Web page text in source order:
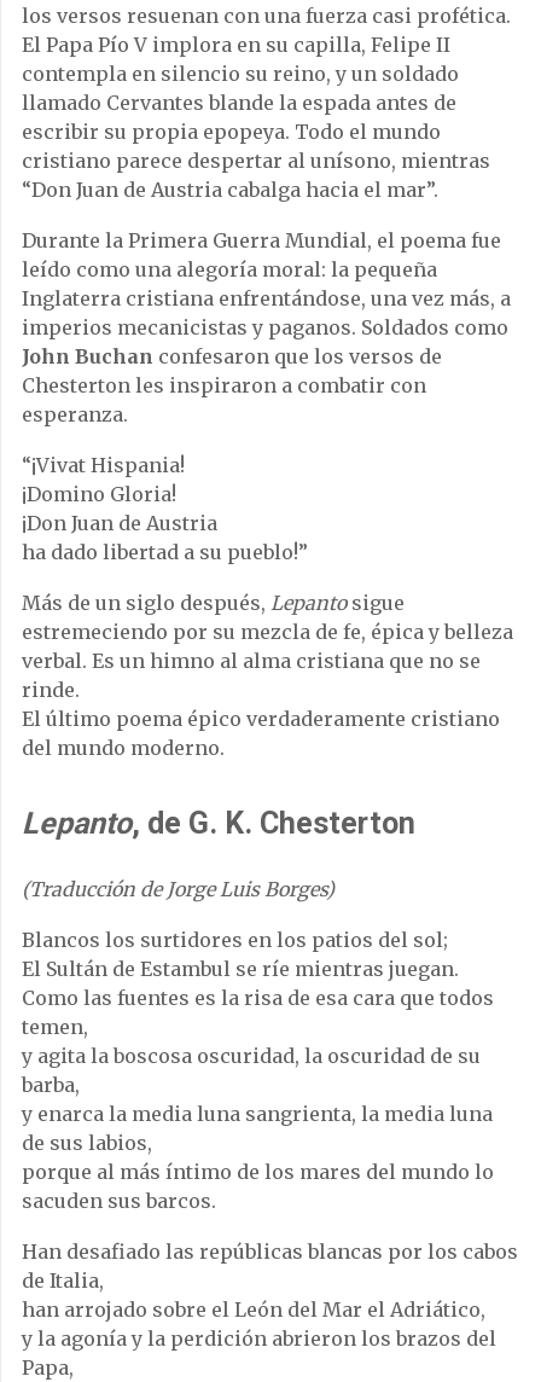
los versos resuenan con una fuerza casi profética.
El Papa Pío V implora en su capilla, Felipe II
contempla en silencio su reino, y un soldado
llamado Cervantes blande la espada antes de
escribir su propia epopeya. Todo el mundo
cristiano parece despertar al unísono, mientras
“Don Juan de Austria cabalga hacia el mar”.
Durante la Primera Guerra Mundial, el poema fue
leído como una alegoría moral: la pequeña
Inglaterra cristiana enfrentándose, una vez más, a
imperios mecanicistas y paganos. Soldados como
John Buchan confesaron que los versos de
Chesterton les inspiraron a combatir con
esperanza.
“¡Vivat Hispania!
¡Domino Gloria!
¡Don Juan de Austria
ha dado libertad a su pueblo!”
Más de un siglo después, Lepantosigue
estremeciendo por su mezcla de fe, épica y belleza
verbal. Es un himno al alma cristiana que no se
rinde.
El último poema épico verdaderamente cristiano
del mundo moderno.
Lepanto, de G. K. Chesterton
(Traducción de Jorge Luis Borges)
Blancos los surtidores en los patios del sol;
El Sultán de Estambul se ríe mientras juegan.
Como las fuentes es la risa de esa cara que todos
temen,
y agita la boscosa oscuridad, la oscuridad de su
barba,
y enarca la media luna sangrienta, la media luna
de sus labios,
porque al más íntimo de los mares del mundo lo
sacuden sus barcos.
Han desafiado las repúblicas blancas por los cabos
de Italia,
han arrojado sobre el León del Mar el Adriático,
y la agonía y la perdición abrieron los brazos del
Papa,